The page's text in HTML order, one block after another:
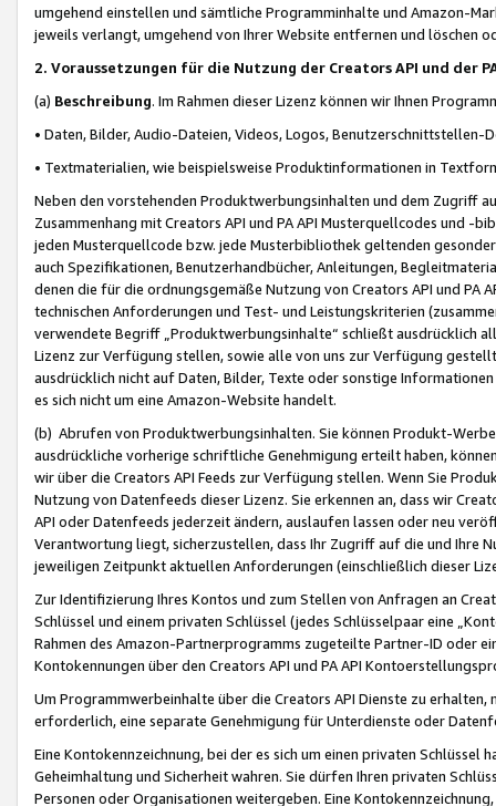
umgehend einstellen und sämtliche Programminhalte und Amazon-
jeweils verlangt, umgehend von Ihrer Website entfernen und löschen
2. Voraussetzungen für die Nutzung der Creators API und der
(a) Beschreibung. Im Rahmen dieser Lizenz können wir Ihnen
• Daten, Bilder, Audio-Dateien, Videos, Logos, Benutzerschnittstellen-
• Textmaterialien, wie beispielsweise Produktinformationen in
Neben den vorstehenden Produktwerbungsinhalten und dem Zugriff
Zusammenhang mit Creators API und PA API Musterquellcodes und
jeden Musterquellcode bzw. jede Musterbibliothek geltenden
auch Spezifikationen, Benutzerhandbücher, Anleitungen,
denen die für die ordnungsgemäße Nutzung von Creators API und PA
technischen Anforderungen und Test- und Leistungskriterien
verwendete Begriff „Produktwerbungsinhalte“ schließt ausdrücklich
Lizenz zur Verfügung stellen, sowie alle von uns zur Verfügung
ausdrücklich nicht auf Daten, Bilder, Texte oder sonstige
es sich nicht um eine Amazon-Website handelt.
(b) Abrufen von Produktwerbungsinhalten. Sie können Produkt-
ausdrückliche vorherige schriftliche Genehmigung erteilt haben,
wir über die Creators API Feeds zur Verfügung stellen. Wenn Sie
Nutzung von Datenfeeds dieser Lizenz. Sie erkennen an, dass wir
API oder Datenfeeds jederzeit ändern, auslaufen lassen oder neu
Verantwortung liegt, sicherzustellen, dass Ihr Zugriff auf die und Ihre
jeweiligen Zeitpunkt aktuellen Anforderungen (einschließlich dieser
Zur Identifizierung Ihres Kontos und zum Stellen von Anfragen an
Schlüssel und einem privaten Schlüssel (jedes Schlüsselpaar eine
Rahmen des Amazon-Partnerprogramms zugeteilte Partner-ID oder
Kontokennungen über den Creators API und PA API
Um Programmwerbeinhalte über die Creators API Dienste zu
erforderlich, eine separate Genehmigung für Unterdienste oder
Eine Kontokennzeichnung, bei der es sich um einen privaten
Geheimhaltung und Sicherheit wahren. Sie dürfen Ihren privaten
Personen oder Organisationen weitergeben. Eine